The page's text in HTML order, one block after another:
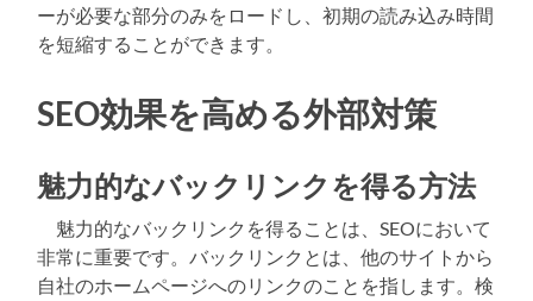
ーが必要な部分のみをロードし、初期の読み込み時間
を短縮することができます。
SEO効果を高める外部対策
魅力的なバックリンクを得る方法
魅力的なバックリンクを得ることは、SEOにおいて
非常に重要です。バックリンクとは、他のサイトから
自社のホームページへのリンクのことを指します。検